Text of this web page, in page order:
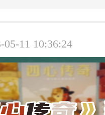
05-11 10:36:24